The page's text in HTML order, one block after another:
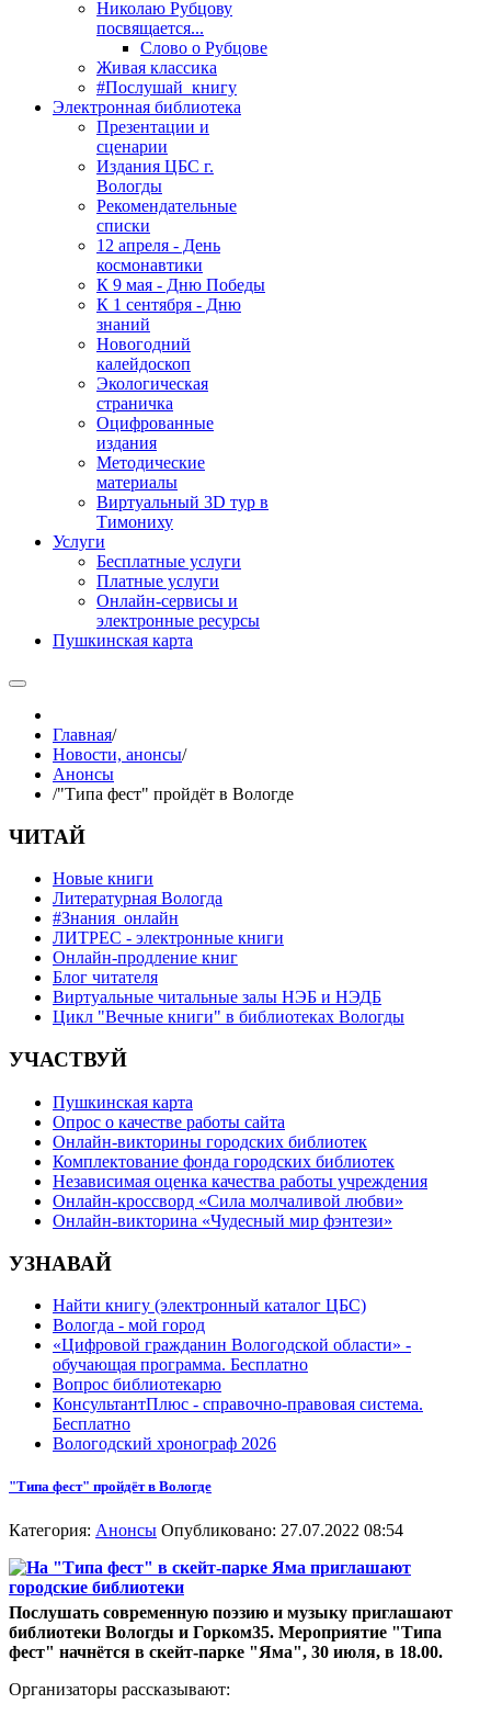
Николаю Рубцову
посвящается...
Слово о Рубцове
Живая классика
#Послушай_книгу
Электронная библиотека
Презентации и
сценарии
Издания ЦБС г.
Вологды
Рекомендательные
списки
12 апреля - День
космонавтики
К 9 мая - Дню Победы
К 1 сентября - Дню
знаний
Новогодний
калейдоскоп
Экологическая
страничка
Оцифрованные
издания
Методические
материалы
Виртуальный 3D тур в
Тимониху
Услуги
Бесплатные услуги
Платные услуги
Онлайн-сервисы и
электронные ресурсы
Пушкинская карта
Главная/
Новости, анонсы/
Анонсы
/"Типа фест" пройдёт в Вологде
ЧИТАЙ
Новые книги
Литературная Вологда
#Знания_онлайн
ЛИТРЕС - электронные книги
Онлайн-продление книг
Блог читателя
Виртуальные читальные залы НЭБ и НЭДБ
Цикл "Вечные книги" в библиотеках Вологды
УЧАСТВУЙ
Пушкинская карта
Опрос о качестве работы сайта
Онлайн-викторины городских библиотек
Комплектование фонда городских библиотек
Независимая оценка качества работы учреждения
Онлайн-кроссворд «Сила молчаливой любви»
Онлайн-викторина «Чудесный мир фэнтези»
УЗНАВАЙ
Найти книгу (электронный каталог ЦБС)
Вологда - мой город
«Цифровой гражданин Вологодской области» -
обучающая программа. Бесплатно
Вопрос библиотекарю
КонсультантПлюс - справочно-правовая система.
Бесплатно
Вологодский хронограф 2026
"Типа фест" пройдёт в Вологде
Категория: Анонсы Опубликовано: 27.07.2022 08:54
Послушать современную поэзию и музыку приглашают
библиотеки Вологды и Горком35. Мероприятие "Типа
фест" начнётся в скейт-парке "Яма", 30 июля, в 18.00.
Организаторы рассказывают: